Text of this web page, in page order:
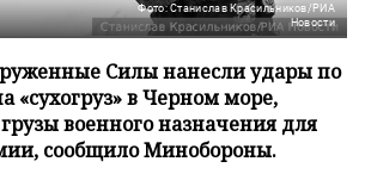
Фото: Станислав Красильников/РИА
Новости
Силы нанесли удары по
«сухогруз» в Черном море,
военного назначения для
сообщило Минобороны.